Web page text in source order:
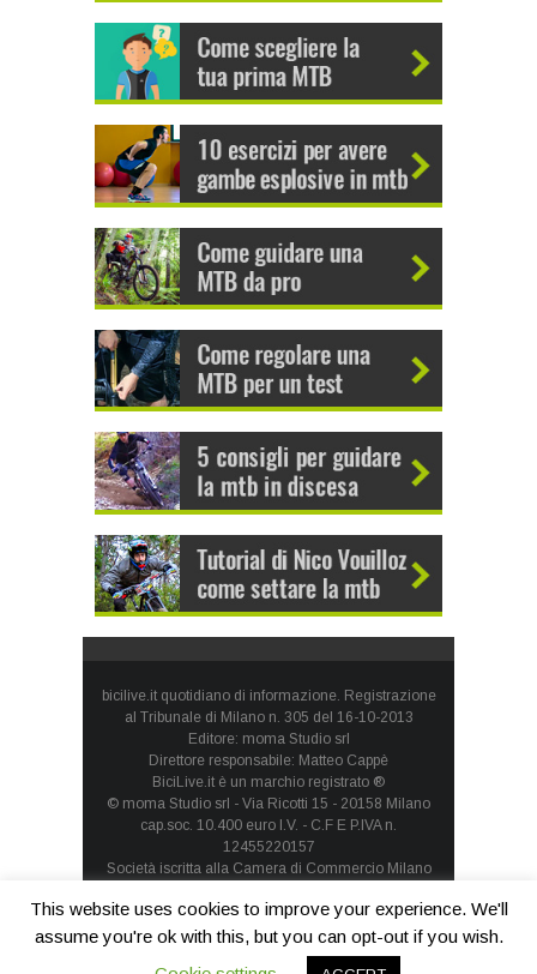
bicilive.it quotidiano di informazione. Registrazione
al Tribunale di Milano n. 305 del 16-10-2013
Editore: moma Studio srl
Direttore responsabile: Matteo Cappè
BiciLive.it è un marchio registrato ®
© moma Studio srl - Via Ricotti 15 - 20158 Milano
cap.soc. 10.400 euro I.V. - C.F E P.IVA n.
12455220157
Società iscritta alla Camera di Commercio Milano
socio unico
Privacy Policy-Cookie Policy
This website uses cookies to improve your experience. We'll
assume you're ok with this, but you can opt-out if you wish.